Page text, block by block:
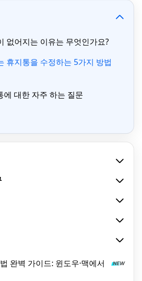
없어지는 이유는 무엇인가요?
휴지통을 수정하는 5가지 방법
에 대한 자주 하는 질문
완벽 가이드: 윈도우·맥에서